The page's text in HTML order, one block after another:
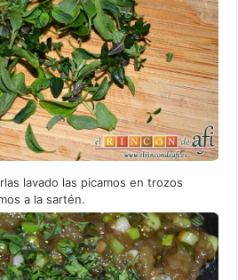
lavado las picamos en trozos
a la sartén.